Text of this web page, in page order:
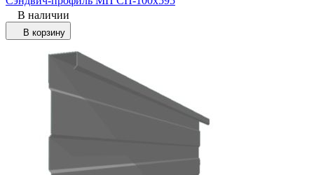
В наличии
В корзину